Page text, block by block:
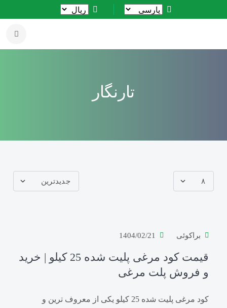
تارنگار
براکوئی 1404/02/21
قیمت کود مرغی پلیت شده 25 کیلو | خرید
و فروش پلت مرغی
کود مرغی پلیت شده 25 کیلو یکی از معروف ترین و